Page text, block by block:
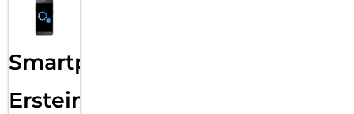
Smartphone
Ersteinrichtung